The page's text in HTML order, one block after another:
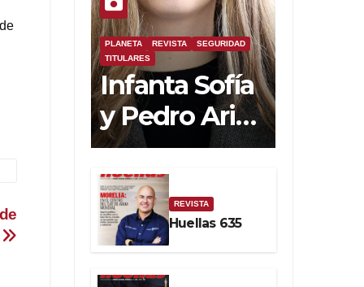
PLANETA REVISTA
SEGURIDAD
TITULARES
Infanta Sofía
y Pedro Ariza
Fernández
Forjan el
Futuro de la
Soberanía
Real
REVISTA
Huellas 635